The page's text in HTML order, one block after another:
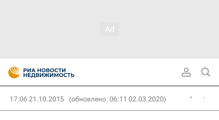
17:06 21.10.2015 (обновлено: 06:11 02.03.2020)